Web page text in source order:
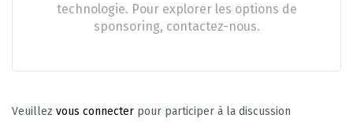
technologie. Pour explorer les options de
sponsoring, contactez-nous.
Veuillez vous connecter pour participer à la discussion